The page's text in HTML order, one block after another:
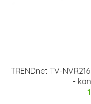
TRENDnet TV-
-